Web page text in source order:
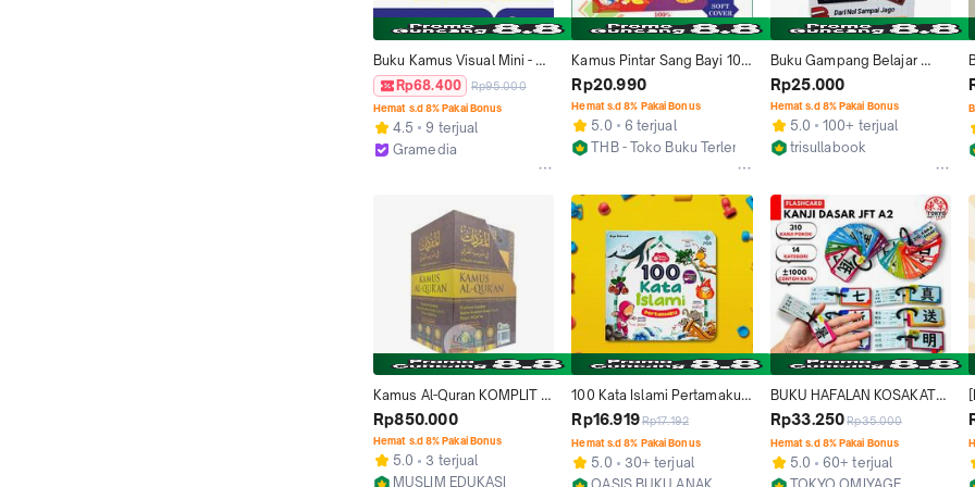
Buku Kamus Visual Mini -
Kosakata Bahasa Inggris
Rp68.400 Rp95.000
Hemat s.d 8% Pakai Bonus
4.5
9 terjual
Gramedia
Kamus Pintar Sang Bayi 100
KATA PERTAMAKU Full
Color Kosakata 3 Bahasa
Buku Anak Usia 1+ Media
Sholih
Rp20.990
Hemat s.d 8% Pakai Bonus
5.0
6 terjual
THB - Toko Buku Terlengkap
Buku Gampang Belajar
Bahasa Inggris All In 1 Untuk
Pemula Dengan Contoh
Kalimat Praktis Kosakata
Dasar & Tips Belajar Efektif
Kamus Mini
Rp25.000
Hemat s.d 8% Pakai Bonus
5.0
100+ terjual
trisullabook
Kamus Al-Quran KOMPLIT 1
SET Isi 3 Buku Penjelasan
Lengkap Makna Kosakata
Asing Gharib dalam AlQuran
Rp850.000
Hemat s.d 8% Pakai Bonus
5.0
3 terjual
MUSLIM EDUKASI
100 Kata Islami Pertamaku -
Belajar Kosakata Anak -
Buku Bayi - Stimulus Otak
Anak - Stimulus Anak
Rp16.919Rp17.192
Hemat s.d 8% Pakai Bonus
5.0
30+ terjual
BUKU HAFALAN KOSAKATA
/ FLASHCARD JFT BASIC A2
Rp33.250Rp35.000
Hemat s.d 8% Pakai Bonus
5.0
60+ terjual